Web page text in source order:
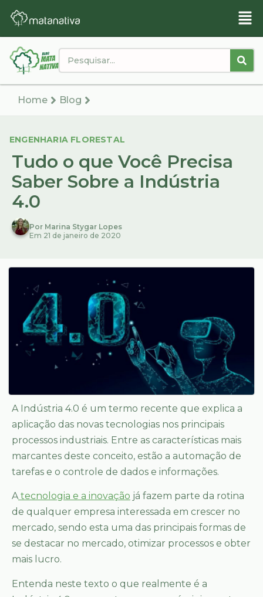
Home Blog
ENGENHARIA FLORESTAL
Tudo o que Você Precisa
Saber Sobre a Indústria
4.0
Por Marina Stygar Lopes
Em 21 de janeiro de 2020
A Indústria 4.0 é um termo recente que explica a
aplicação das novas tecnologias nos principais
processos industriais. Entre as características mais
marcantes deste conceito, estão a automação de
tarefas e o controle de dados e informações.
Atecnologia e a inovação já fazem parte da rotina
de qualquer empresa interessada em crescer no
mercado, sendo esta uma das principais formas de
se destacar no mercado, otimizar processos e obter
mais lucro.
Entenda neste texto o que realmente é a